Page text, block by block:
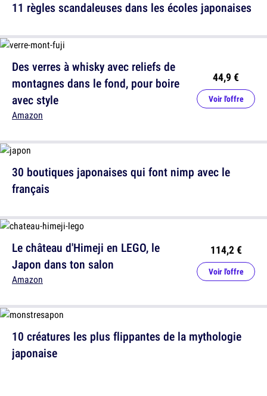
11 règles scandaleuses dans les écoles japonaises
30 boutiques japonaises qui font nimp avec le
français
10 créatures les plus flippantes de la mythologie
japonaise
Des verres à whisky avec reliefs de
montagnes dans le fond, pour boire
avec style
Amazon
44,9 €
Voir l'offre
Le château d'Himeji en LEGO, le
Japon dans ton salon
Amazon
114,2 €
Voir l'offre